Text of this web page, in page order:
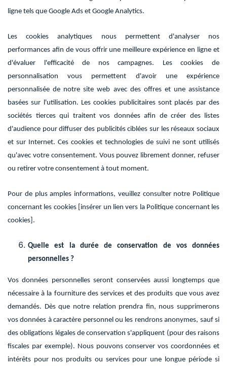
ligne tels que Google Ads et Google Analytics.
Les cookies analytiques nous permettent d'analyser nos
performances afin de vous offrir une meilleure expérience en ligne et
d'évaluer l'efficacité de nos campagnes. Les cookies de
personnalisation vous permettent d'avoir une expérience
personnalisée de notre site web avec des offres et une assistance
basées sur l'utilisation. Les cookies publicitaires sont placés par des
sociétés tierces qui traitent vos données afin de créer des listes
d'audience pour diffuser des publicités ciblées sur les réseaux sociaux
et sur Internet. Ces cookies et technologies de suivi ne sont utilisés
qu'avec votre consentement. Vous pouvez librement donner, refuser
ou retirer votre consentement à tout moment.
Pour de plus amples informations, veuillez consulter notre Politique
concernant les cookies [insérer un lien vers la Politique concernant les
cookies].
Quelle est la durée de conservation de vos données
personnelles ?
Vos données personnelles seront conservées aussi longtemps que
nécessaire à la fourniture des services et des produits que vous avez
demandés. Dès que notre relation prendra fin, nous supprimerons
vos données à caractère personnel ou les rendrons anonymes, sauf si
des obligations légales de conservation s'appliquent (pour des raisons
fiscales par exemple). Nous pouvons conserver vos coordonnées et
intérêts pour nos produits ou services pour une longue période si